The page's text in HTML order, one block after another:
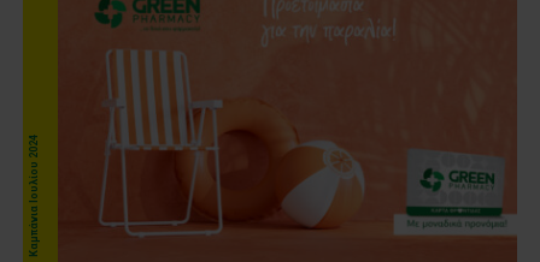
Kαμπάνια Ιουλίου 2024